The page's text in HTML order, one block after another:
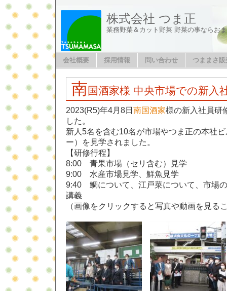
株式会社 つま正
業務野菜＆カット野菜 野菜の事ならお
会社概要 採用情報 問い合わせ つままさ
南国酒家様 中央市場での新入
2023(R5)年4月8日 南国酒家様の新入社員研
した。
新人5名を含む10名が市場やつま正の本社
ー）を見学されました。
【研修行程】
8:00 青果市場（セリ含む）見学
9:00 水産市場見学、鮮魚見学
9:40 鯛について、江戸菜について、市場
講義
（画像をクリックすると写真や動画を見る